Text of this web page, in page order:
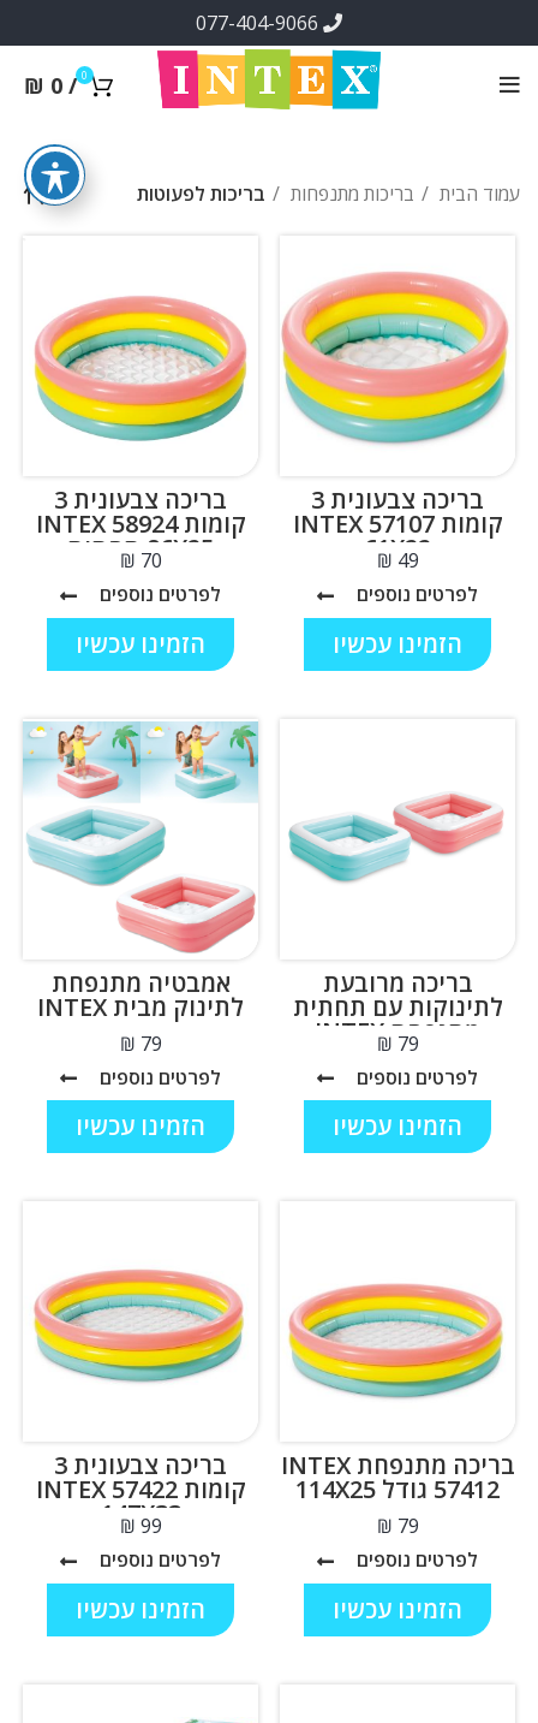
0
/
₪ 0
עמוד הבית בריכות מתנפחות בריכות לפעוטות
בריכה צבעונית 3
קומות INTEX 57107
61X22
₪
לפרטים נוספים
הזמינו עכשיו
בריכה צבעונית 3
קומות INTEX 58924
86X25 תחתית
מתנפחת
₪
לפרטים נוספים
הזמינו עכשיו
בריכה מרובעת
לתינוקות עם תחתית
מתנפחת INTEX
57100
₪
לפרטים נוספים
הזמינו עכשיו
אמבטיה מתנפחת
לתינוק מבית INTEX
₪
לפרטים נוספים
הזמינו עכשיו
בריכה מתנפחת INTEX
57412 גודל 114X25
₪
לפרטים נוספים
הזמינו עכשיו
בריכה צבעונית 3
קומות INTEX 57422
147X33
₪
לפרטים נוספים
הזמינו עכשיו